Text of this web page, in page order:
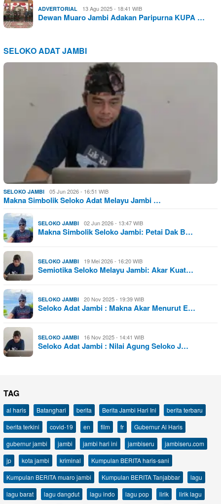
ADVERTORIAL 13 Agu 2025 - 18:41 WIB
Dewan Muaro Jambi Adakan Paripurna KUPA …
SELOKO ADAT JAMBI
SELOKO JAMBI 05 Jun 2026 - 16:51 WIB
Makna Simbolik Seloko Adat Melayu Jambi …
SELOKO JAMBI 02 Jun 2026 - 13:47 WIB
Makna Simbolik Seloko Jambi: Petai Dak B…
SELOKO JAMBI 19 Mei 2026 - 16:20 WIB
Semiotika Seloko Melayu Jambi: Akar Kuat…
SELOKO JAMBI 20 Nov 2025 - 19:39 WIB
Seloko Adat Jambi : Makna Akar Menurut E…
SELOKO JAMBI 16 Nov 2025 - 14:41 WIB
Seloko Adat Jambi : Nilai Agung Seloko J…
TAG
al haris Batanghari berita Berita Jambi Hari Ini
berita terbaru
berita terkini
covid-19 en film fr
Gubernur Al Haris
gubernur jambi
jambi jambi hari ini jambiseru
jambiseru.com
jp
kota jambi kriminal
Kumpulan BERITA haris-sani
Kumpulan BERITA muaro jambi
Kumpulan BERITA Tanjabbar
lagu
lagu barat
lagu dangdut lagu indo lagu pop lirik
lirik lagu